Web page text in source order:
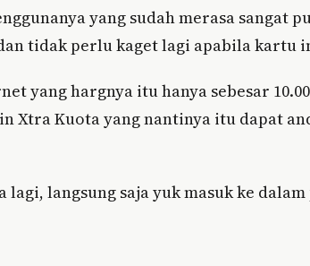
yang sudah merasa sangat
tidak perlu kaget lagi apabila kartu
yang hargnya itu hanya sebesar
Xtra Kuota yang nantinya itu dapat
langsung saja yuk masuk ke